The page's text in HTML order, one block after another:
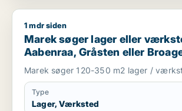
Marek søger lager eller værksted til
1 mdr siden
Marek søger lager eller
Aabenraa, Gråsten eller
Marek søger 120-350 m2 lager /
Type
Lager, Værksted